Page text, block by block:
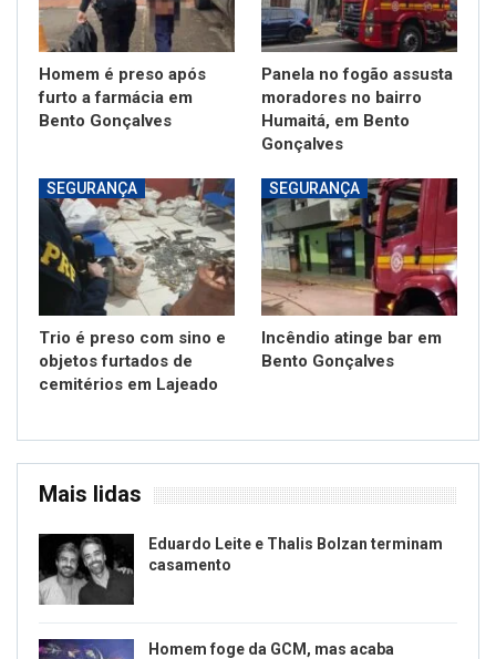
Homem é preso após
furto a farmácia em
Bento Gonçalves
Panela no fogão assusta
moradores no bairro
Humaitá, em Bento
Gonçalves
SEGURANÇA
Trio é preso com sino e
objetos furtados de
cemitérios em Lajeado
SEGURANÇA
Incêndio atinge bar em
Bento Gonçalves
Mais lidas
Eduardo Leite e Thalis Bolzan terminam
casamento
Homem foge da GCM, mas acaba